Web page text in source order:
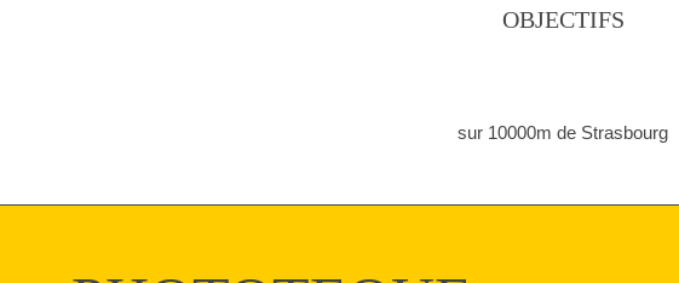
OBJECTIFS
sur 10000m de Strasbourg